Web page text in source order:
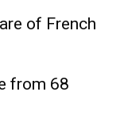
of French
from 68